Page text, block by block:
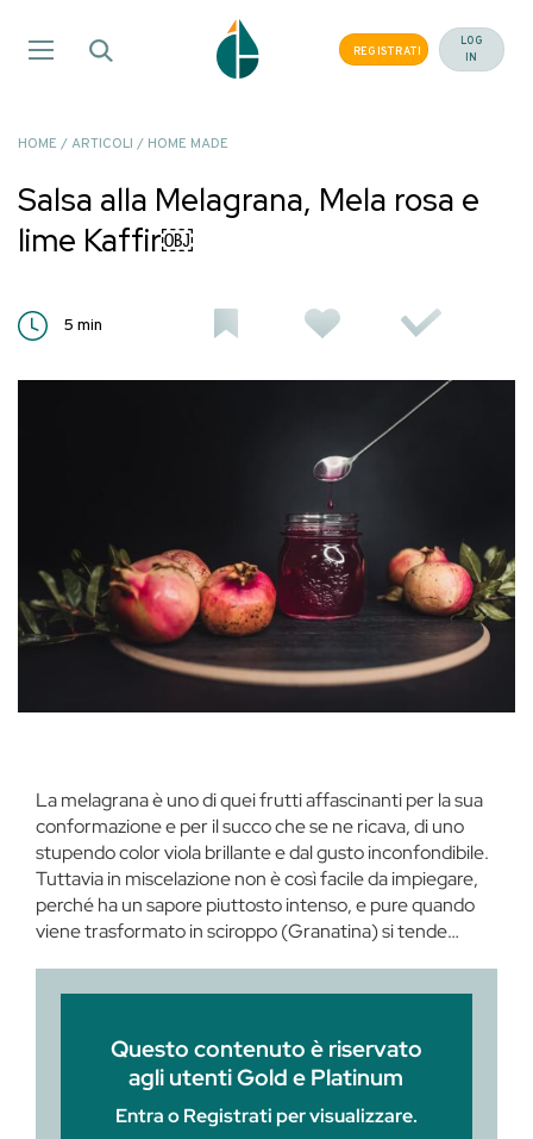
REGISTRATI
LOG
IN
HOME /ARTICOLI / HOME MADE
Salsa alla Melagrana, Mela rosa e
lime Kaffir￼
5 min
La melagrana è uno di quei frutti affascinanti per la sua
conformazione e per il succo che se ne ricava, di uno
stupendo color viola brillante e dal gusto inconfondibile.
Tuttavia in miscelazione non è così facile da impiegare,
perché ha un sapore piuttosto intenso, e pure quando
viene trasformato in sciroppo (Granatina) si tende…
Questo contenuto è riservato
agli utenti Gold e Platinum
Entra o Registrati per visualizzare.